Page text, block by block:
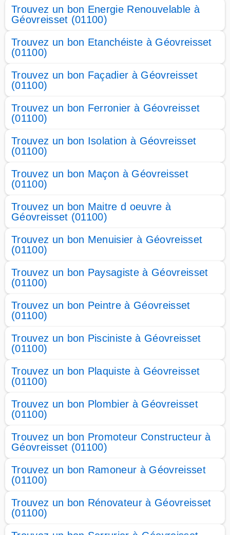
Trouvez un bon Energie Renouvelable à
Géovreisset (01100)
Trouvez un bon Etanchéiste à Géovreisset
(01100)
Trouvez un bon Façadier à Géovreisset
(01100)
Trouvez un bon Ferronier à Géovreisset
(01100)
Trouvez un bon Isolation à Géovreisset
(01100)
Trouvez un bon Maçon à Géovreisset
(01100)
Trouvez un bon Maitre d oeuvre à
Géovreisset (01100)
Trouvez un bon Menuisier à Géovreisset
(01100)
Trouvez un bon Paysagiste à Géovreisset
(01100)
Trouvez un bon Peintre à Géovreisset
(01100)
Trouvez un bon Pisciniste à Géovreisset
(01100)
Trouvez un bon Plaquiste à Géovreisset
(01100)
Trouvez un bon Plombier à Géovreisset
(01100)
Trouvez un bon Promoteur Constructeur à
Géovreisset (01100)
Trouvez un bon Ramoneur à Géovreisset
(01100)
Trouvez un bon Rénovateur à Géovreisset
(01100)